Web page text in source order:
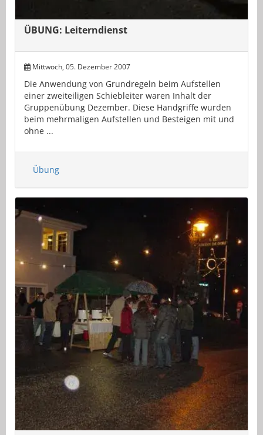
ÜBUNG: Leiterndienst
Mittwoch, 05. Dezember 2007
Die Anwendung von Grundregeln beim Aufstellen
einer zweiteiligen Schiebleiter waren Inhalt der
Gruppenübung Dezember. Diese Handgriffe wurden
beim mehrmaligen Aufstellen und Besteigen mit und
ohne ...
Übung